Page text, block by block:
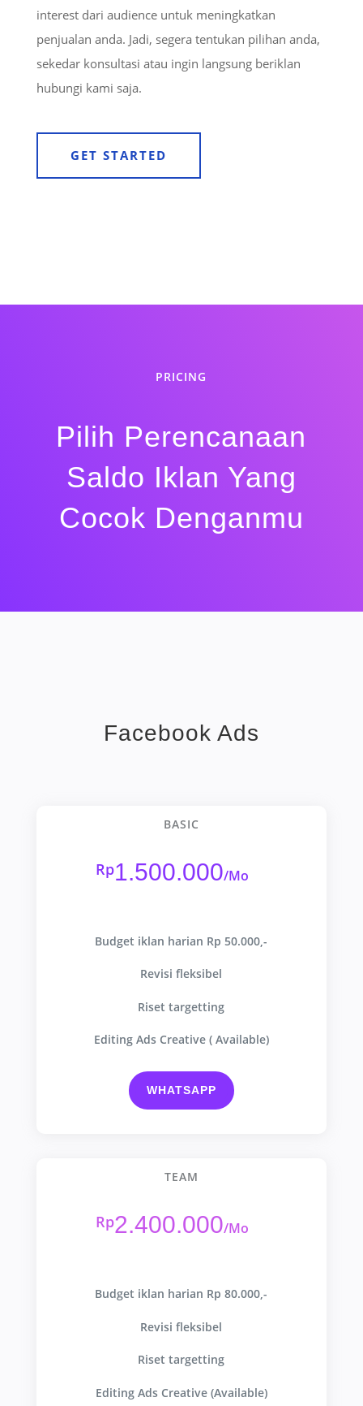
interest dari audience untuk meningkatkan
penjualan anda. Jadi, segera tentukan pilihan anda,
sekedar konsultasi atau ingin langsung beriklan
hubungi kami saja.
GET STARTED
PRICING
Pilih Perencanaan
Saldo Iklan Yang
Cocok Denganmu
Facebook Ads
BASIC
Rp1.500.000/Mo
Budget iklan harian Rp 50.000,-
Revisi fleksibel
Riset targetting
Editing Ads Creative ( Available)
WHATSAPP
TEAM
Rp2.400.000/Mo
Budget iklan harian Rp 80.000,-
Revisi fleksibel
Riset targetting
Editing Ads Creative (Available)